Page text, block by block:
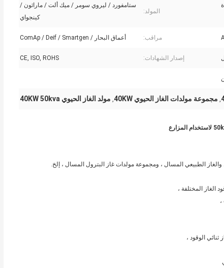
المولد:
ستامفورد / ليروي سومر / ميك ألت / ماراثون /
كينجواي
مراقب: أعماق البحار / ComAp / Deif / Smartgen
إصدار الشهادات: CE, ISO, ROHS
, مجموعة مولدات الغاز الحيوي 40KW , مولد الغاز الحيوي 40KW 50kva
والغاز الطبيعي المسال ، ومجموعة مولدات غاز البترول المسال ، إلخ.
الغاز المختلفة ،
الوقود ،